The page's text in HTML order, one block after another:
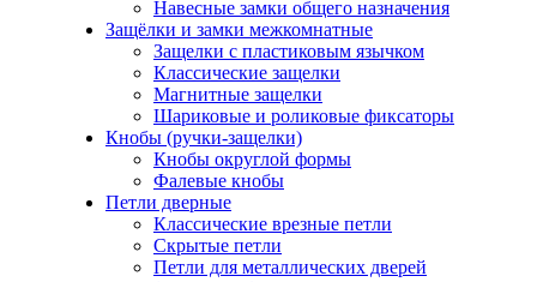
Навесные замки общего назначения
Защёлки и замки межкомнатные
Защелки с пластиковым язычком
Классические защелки
Магнитные защелки
Шариковые и роликовые фиксаторы
Кнобы (ручки-защелки)
Кнобы округлой формы
Фалевые кнобы
Петли дверные
Классические врезные петли
Скрытые петли
Петли для металлических дверей